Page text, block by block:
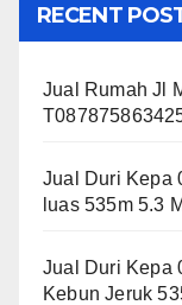
RECENT
Jual Rumah Jl
Jual Duri Kepa
luas 535m 5.3 M
Jual Duri Kepa
Kebun Jeruk